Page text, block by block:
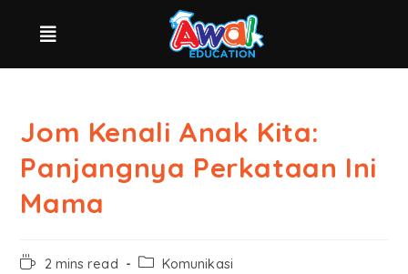
Jom Kenali Anak Kita:
Panjangnya Perkataan Ini
Mama
2 mins read Komunikasi